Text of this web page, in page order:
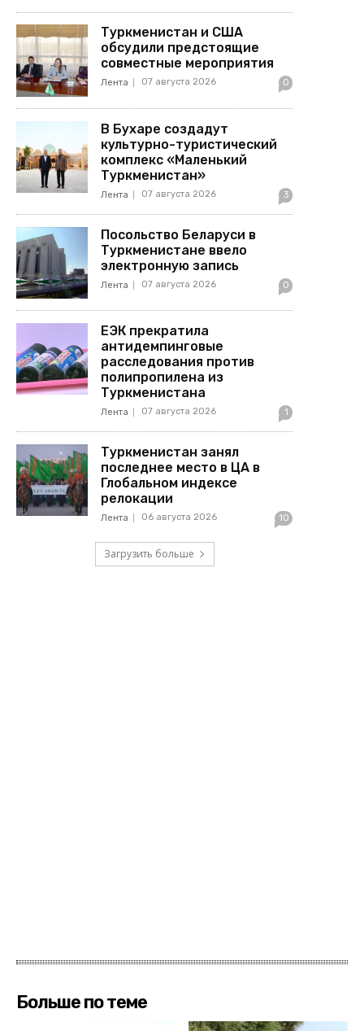
Туркменистан и США
обсудили предстоящие
совместные мероприятия
Лента 07 августа 2026 0
В Бухаре создадут
культурно-туристический
комплекс «Маленький
Туркменистан»
Лента 07 августа 2026 3
Посольство Беларуси в
Туркменистане ввело
электронную запись
Лента 07 августа 2026 0
ЕЭК прекратила
антидемпинговые
расследования против
полипропилена из
Туркменистана
Лента 07 августа 2026 1
Туркменистан занял
последнее место в ЦА в
Глобальном индексе
релокации
Лента 06 августа 2026 10
Загрузить больше
Больше по теме